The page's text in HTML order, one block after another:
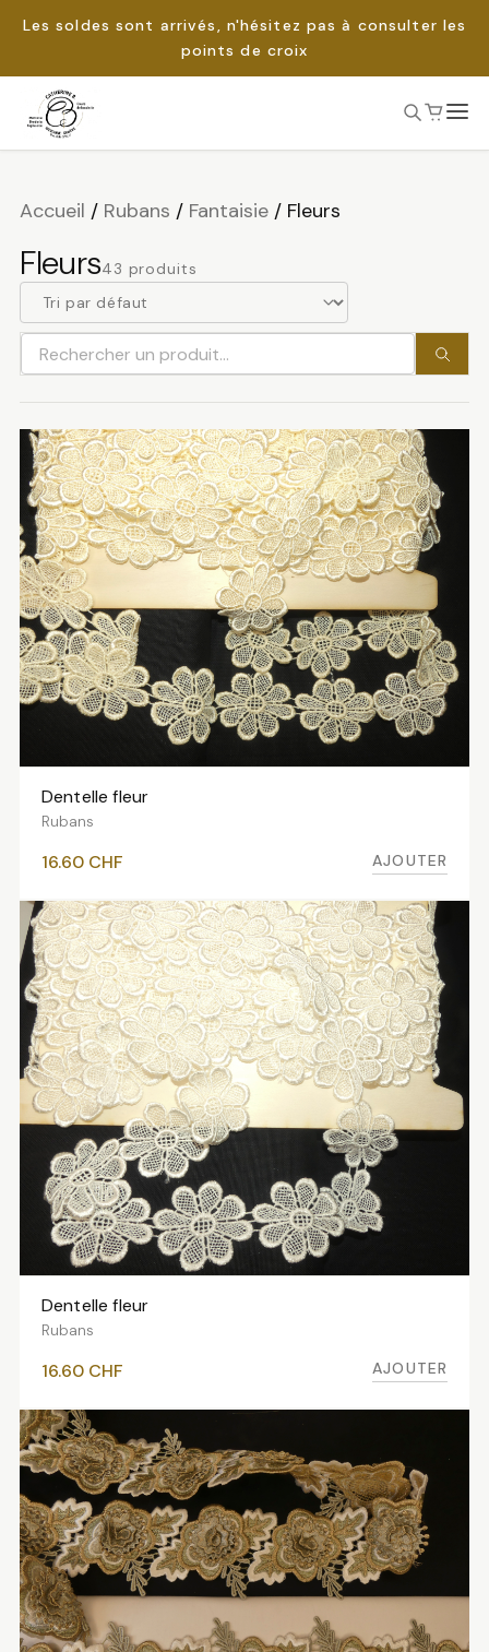
Les soldes sont arrivés, n'hésitez pas à consulter les
points de croix
Passer
Accueil / Rubans / Fantaisie/ Fleurs
Fleurs43 produits
Rechercher
un
produit
Dentelle fleur
Rubans
16.60 CHF AJOUTER
Dentelle fleur
Rubans
16.60 CHF AJOUTER